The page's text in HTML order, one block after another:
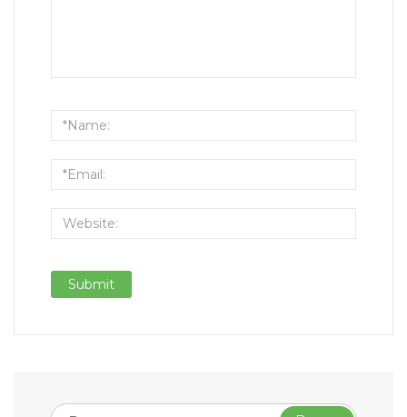
Buscar: